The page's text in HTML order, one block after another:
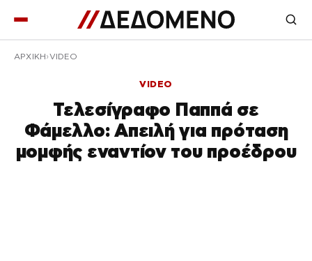
ΑΡΧΙΚΉ VIDEO
VIDEO
Τελεσίγραφο Παππά σε
Φάμελλο: Απειλή για πρόταση
μομφής εναντίον του προέδρου